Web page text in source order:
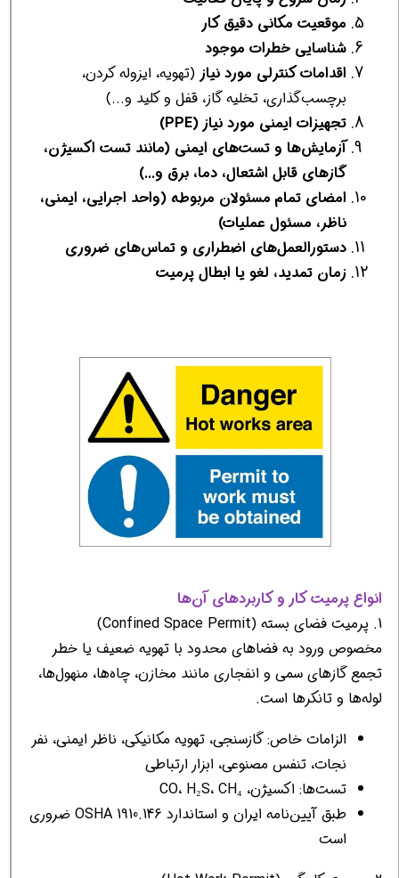
موقعیت مکانی دقیق کار
شناسایی خطرات موجود
اقدامات کنترلی مورد نیاز(تهویه، ایزوله کردن،
برچسب‌گذاری، تخلیه گاز، قفل و کلید و...)
تجهیزات ایمنی مورد نیاز (PPE)
آزمایش‌ها و تست‌های ایمنی (مانند تست اکسیژن،
گازهای قابل اشتعال، دما، برق و...)
امضای تمام مسئولان مربوطه (واحد اجرایی، ایمنی،
ناظر، مسئول عملیات)
دستورالعمل‌های اضطراری و تماس‌های ضروری
زمان تمدید، لغو یا ابطال پرمیت
انواع پرمیت کار و کاربردهای آن‌ها
1. پرمیت فضای بسته (Confined Space Permit)
مخصوص ورود به فضاهای محدود با تهویه ضعیف یا خطر
تجمع گازهای سمی و انفجاری مانند مخازن، چاه‌ها، منهول‌ها،
لوله‌ها و تانکرها است.
الزامات خاص: گازسنجی، تهویه مکانیکی، ناظر ایمنی، نفر
نجات، تنفس مصنوعی، ابزار ارتباطی
تست‌ها: اکسیژن، CO، H₂S، CH₄
طبق آیین‌نامه ایران و استاندارد OSHA 1910.146 ضروری
است